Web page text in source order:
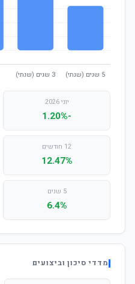
יוני 2026
-1.20%
12 חודשים
12.47%
5 שנים
6.4%
מדדי סיכון וביצועים